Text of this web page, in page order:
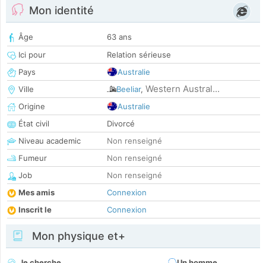
Mon identité
Âge
63 ans
Ici pour
Relation sérieuse
Pays
Australie
Ville
Beeliar, Western Austral...
Origine
Australie
État civil
Divorcé
Niveau academic
Non renseigné
Fumeur
Non renseigné
Job
Non renseigné
Mes amis
Connexion
Inscrit le
Connexion
Mon physique et+